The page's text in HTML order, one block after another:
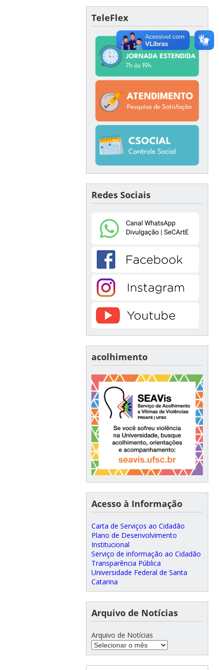
TeleFlex
Redes Sociais
acolhimento
Acesso à Informação
Carta de Serviços ao Cidadão
Plano de Desenvolvimento
Institucional
Serviço de informação ao Cidadão
Transparência Pública
Universidade Federal de Santa
Catarina
Arquivo de Notícias
Arquivo de Notícias